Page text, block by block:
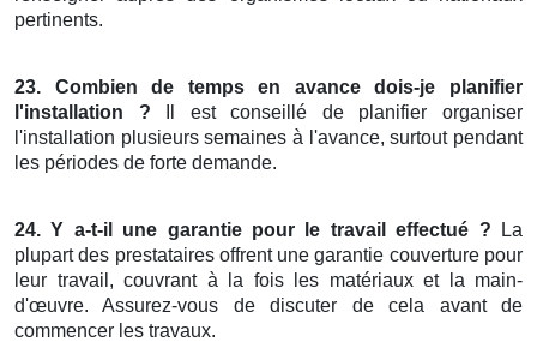
pertinents.
23. Combien de temps en avance dois-je planifier
l'installation ? Il est conseillé de planifier organiser
l'installation plusieurs semaines à l'avance, surtout pendant
les périodes de forte demande.
24. Y a-t-il une garantie pour le travail effectué ? La
plupart des prestataires offrent une garantie couverture pour
leur travail, couvrant à la fois les matériaux et la main-
d'œuvre. Assurez-vous de discuter de cela avant de
commencer les travaux.